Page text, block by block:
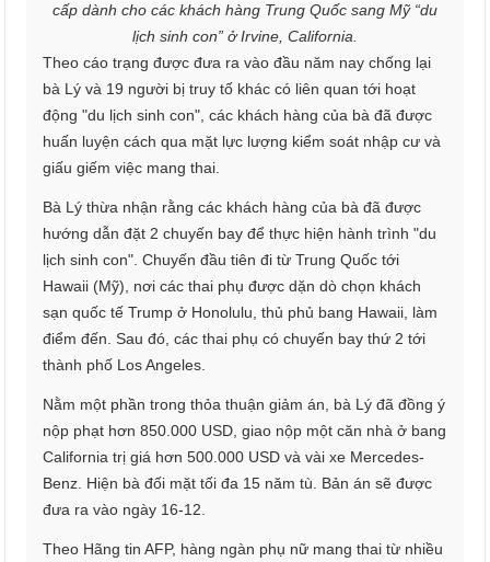
cấp dành cho các khách hàng Trung Quốc sang Mỹ “du
lịch sinh con” ở Irvine, California.
Theo cáo trạng được đưa ra vào đầu năm nay chống lại
bà Lý và 19 người bị truy tố khác có liên quan tới hoạt
động "du lịch sinh con", các khách hàng của bà đã được
huấn luyện cách qua mặt lực lượng kiểm soát nhập cư và
giấu giếm việc mang thai.
Bà Lý thừa nhận rằng các khách hàng của bà đã được
hướng dẫn đặt 2 chuyến bay để thực hiện hành trình "du
lịch sinh con". Chuyến đầu tiên đi từ Trung Quốc tới
Hawaii (Mỹ), nơi các thai phụ được dặn dò chọn khách
sạn quốc tế Trump ở Honolulu, thủ phủ bang Hawaii, làm
điểm đến. Sau đó, các thai phụ có chuyến bay thứ 2 tới
thành phố Los Angeles.
Nằm một phần trong thỏa thuận giảm án, bà Lý đã đồng ý
nộp phạt hơn 850.000 USD, giao nộp một căn nhà ở bang
California trị giá hơn 500.000 USD và vài xe Mercedes-
Benz. Hiện bà đối mặt tối đa 15 năm tù. Bản án sẽ được
đưa ra vào ngày 16-12.
Theo Hãng tin AFP, hàng ngàn phụ nữ mang thai từ nhiều